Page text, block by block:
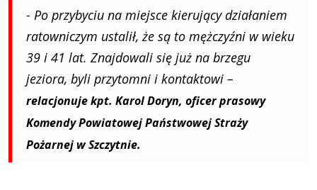
- Po przybyciu na miejsce kierujący działaniem
ratowniczym ustalił, że są to mężczyźni w wieku
39 i 41 lat. Znajdowali się już na brzegu
jeziora, byli przytomni i kontaktowi –
relacjonuje kpt. Karol Doryn, oficer prasowy
Komendy Powiatowej Państwowej Straży
Pożarnej w Szczytnie.